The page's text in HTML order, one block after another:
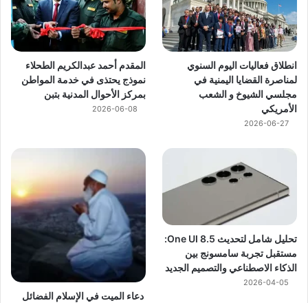
انطلاق فعاليات اليوم السنوي
لمناصرة القضايا اليمنية في
مجلسي الشيوخ و الشعب
الأمريكي
2026-06-27
المقدم أحمد عبدالكريم الطحلاء
نموذج يحتذى في خدمة المواطن
بمركز الأحوال المدنية بتبن
2026-06-08
تحليل شامل لتحديث One UI 8.5:
مستقبل تجربة سامسونج بين
الذكاء الاصطناعي والتصميم الجديد
2026-04-05
دعاء الميت في الإسلام الفضائل